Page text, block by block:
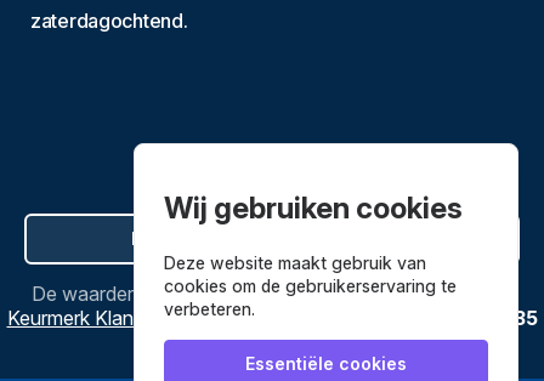
zaterdagochtend.
Hier de overeenkomst ontbinden
De waardering vanBestekenpannen.nlbijWebwinkel
Keurmerk Klantbeoordelingen
3635
reviews.
Wij gebruiken cookies
Deze website maakt gebruik van
cookies om de gebruikerservaring te
verbeteren.
Essentiële cookies